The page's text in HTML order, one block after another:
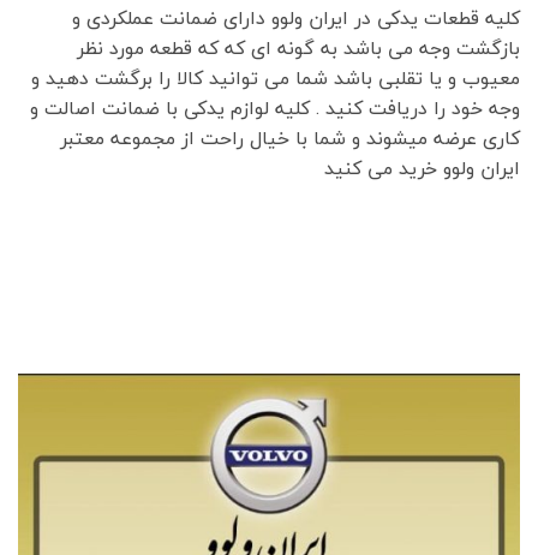
کلیه قطعات یدکی در ایران ولوو دارای ضمانت عملکردی و
بازگشت وجه می باشد به گونه ای که که قطعه مورد نظر
معیوب و یا تقلبی باشد شما می توانید کالا را برگشت دهید و
وجه خود را دریافت کنید . کلیه لوازم یدکی با ضمانت اصالت و
کاری عرضه میشوند و شما با خیال راحت از مجموعه معتبر
ایران ولوو خرید می کنید